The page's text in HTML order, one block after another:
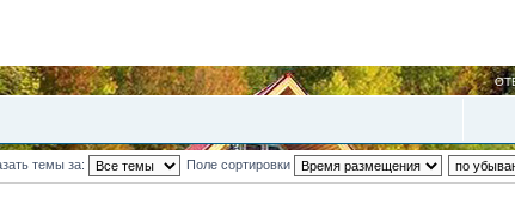
темы за: Поле сортировки